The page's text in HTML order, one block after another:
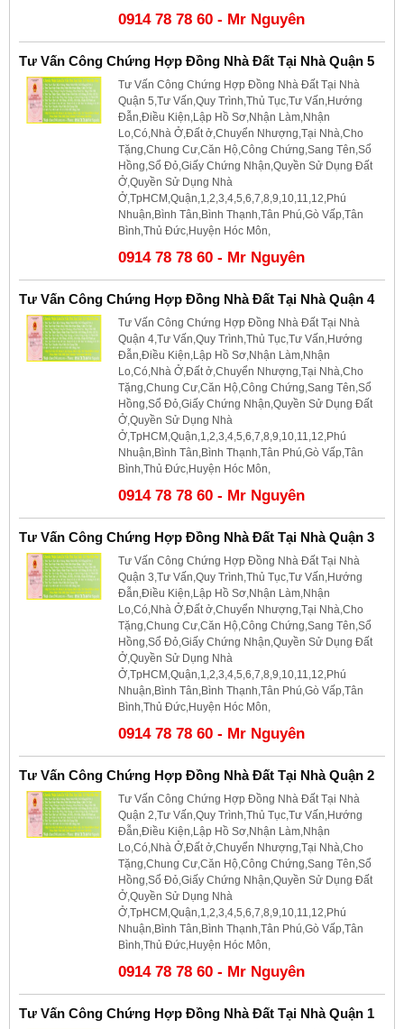
0914 78 78 60 - Mr Nguyên
Tư Vấn Công Chứng Hợp Đồng Nhà Đất Tại Nhà Quận 5
Tư Vấn Công Chứng Hợp Đồng Nhà Đất Tại Nhà
Quận 5,Tư Vấn,Quy Trình,Thủ Tục,Tư Vấn,Hướng
Đẫn,Điều Kiện,Lập Hồ Sơ,Nhận Làm,Nhận
Lo,Có,Nhà Ở,Đất ở,Chuyển Nhượng,Tại Nhà,Cho
Tặng,Chung Cư,Căn Hộ,Công Chứng,Sang Tên,Sổ
Hồng,Sổ Đỏ,Giấy Chứng Nhận,Quyền Sử Dụng Đất
Ở,Quyền Sử Dụng Nhà
Ở,TpHCM,Quận,1,2,3,4,5,6,7,8,9,10,11,12,Phú
Nhuận,Bình Tân,Bình Thạnh,Tân Phú,Gò Vấp,Tân
Bình,Thủ Đức,Huyện Hóc Môn,
0914 78 78 60 - Mr Nguyên
Tư Vấn Công Chứng Hợp Đồng Nhà Đất Tại Nhà Quận 4
Tư Vấn Công Chứng Hợp Đồng Nhà Đất Tại Nhà
Quận 4,Tư Vấn,Quy Trình,Thủ Tục,Tư Vấn,Hướng
Đẫn,Điều Kiện,Lập Hồ Sơ,Nhận Làm,Nhận
Lo,Có,Nhà Ở,Đất ở,Chuyển Nhượng,Tại Nhà,Cho
Tặng,Chung Cư,Căn Hộ,Công Chứng,Sang Tên,Sổ
Hồng,Sổ Đỏ,Giấy Chứng Nhận,Quyền Sử Dụng Đất
Ở,Quyền Sử Dụng Nhà
Ở,TpHCM,Quận,1,2,3,4,5,6,7,8,9,10,11,12,Phú
Nhuận,Bình Tân,Bình Thạnh,Tân Phú,Gò Vấp,Tân
Bình,Thủ Đức,Huyện Hóc Môn,
0914 78 78 60 - Mr Nguyên
Tư Vấn Công Chứng Hợp Đồng Nhà Đất Tại Nhà Quận 3
Tư Vấn Công Chứng Hợp Đồng Nhà Đất Tại Nhà
Quận 3,Tư Vấn,Quy Trình,Thủ Tục,Tư Vấn,Hướng
Đẫn,Điều Kiện,Lập Hồ Sơ,Nhận Làm,Nhận
Lo,Có,Nhà Ở,Đất ở,Chuyển Nhượng,Tại Nhà,Cho
Tặng,Chung Cư,Căn Hộ,Công Chứng,Sang Tên,Sổ
Hồng,Sổ Đỏ,Giấy Chứng Nhận,Quyền Sử Dụng Đất
Ở,Quyền Sử Dụng Nhà
Ở,TpHCM,Quận,1,2,3,4,5,6,7,8,9,10,11,12,Phú
Nhuận,Bình Tân,Bình Thạnh,Tân Phú,Gò Vấp,Tân
Bình,Thủ Đức,Huyện Hóc Môn,
0914 78 78 60 - Mr Nguyên
Tư Vấn Công Chứng Hợp Đồng Nhà Đất Tại Nhà Quận 2
Tư Vấn Công Chứng Hợp Đồng Nhà Đất Tại Nhà
Quận 2,Tư Vấn,Quy Trình,Thủ Tục,Tư Vấn,Hướng
Đẫn,Điều Kiện,Lập Hồ Sơ,Nhận Làm,Nhận
Lo,Có,Nhà Ở,Đất ở,Chuyển Nhượng,Tại Nhà,Cho
Tặng,Chung Cư,Căn Hộ,Công Chứng,Sang Tên,Sổ
Hồng,Sổ Đỏ,Giấy Chứng Nhận,Quyền Sử Dụng Đất
Ở,Quyền Sử Dụng Nhà
Ở,TpHCM,Quận,1,2,3,4,5,6,7,8,9,10,11,12,Phú
Nhuận,Bình Tân,Bình Thạnh,Tân Phú,Gò Vấp,Tân
Bình,Thủ Đức,Huyện Hóc Môn,
0914 78 78 60 - Mr Nguyên
Tư Vấn Công Chứng Hợp Đồng Nhà Đất Tại Nhà Quận 1